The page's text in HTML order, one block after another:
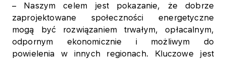
– Naszym celem jest pokazanie, że dobrze
zaprojektowane społeczności energetyczne
mogą być rozwiązaniem trwałym, opłacalnym,
odpornym ekonomicznie i możliwym do
powielenia w innych regionach. Kluczowe jest